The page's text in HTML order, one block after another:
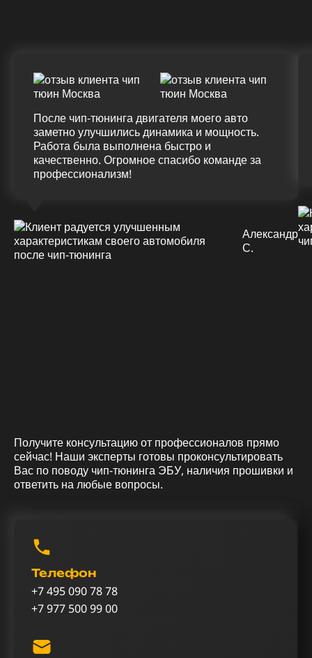
После чип-тюнинга двигателя моего авто
заметно улучшились динамика и мощность.
Работа была выполнена быстро и
качественно. Огромное спасибо команде за
профессионализм!
Александр
С.
Получите консультацию от профессионалов прямо
сейчас! Наши эксперты готовы проконсультировать
Вас по поводу чип-тюнинга ЭБУ, наличия прошивки и
ответить на любые вопросы.
Телефон
+7 495 090 78 78
+7 977 500 99 00